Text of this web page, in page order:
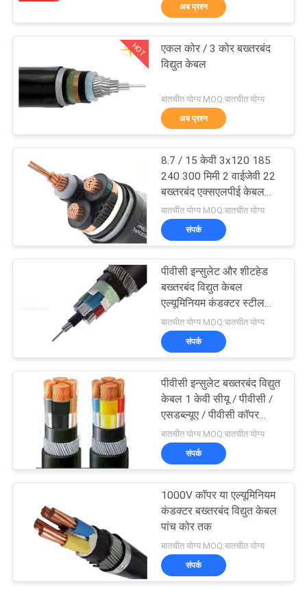
फैक्टरी
यात्रा
गुणवत्ता
नियंत्रण
करें
एक
अनुरोध
साइटमैप
गोपनीयता
पीवीसी इन्सुलेट केबल्स
विद्युत केबल वायर
197
कम धुआं शून्य हलोजन
केबल
140
आग प्रतिरोधी केबल
108
अब प्रश्न
HOT
एकल कोर / 3 कोर बख्तरबंद
विद्युत केबल
बातचीत योग्य MOQ:बातचीत योग्य
अब प्रश्न
8.7 / 15 केवी 3x120 185
240 300 मिमी 2 वाईजेवी 22
बख्तरबंद एक्सएलपीई केबल
सीयू / एक्सएलपीई / पीवीसी /
एसटीए / पीवीसी कॉपर एमवी
केबल
बातचीत योग्य MOQ:बातचीत योग्य
संपर्क
पीवीसी इन्सुलेट और शीटहेड
बख्तरबंद विद्युत केबल
एल्यूमिनियम कंडक्टर स्टील
वायर बख्तरबंद केबल्स 0.6 / 1
केवी
बातचीत योग्य MOQ:बातचीत योग्य
संपर्क
पीवीसी इन्सुलेट बख्तरबंद विद्युत
केबल 1 केवी सीयू / पीवीसी /
एसडब्ल्यूए / पीवीसी कॉपर
कंडक्टर केबल
बातचीत योग्य MOQ:बातचीत योग्य
संपर्क
1000V कॉपर या एल्यूमिनियम
कंडक्टर बख्तरबंद विद्युत केबल
पांच कोर तक
बातचीत योग्य MOQ:बातचीत योग्य
संपर्क